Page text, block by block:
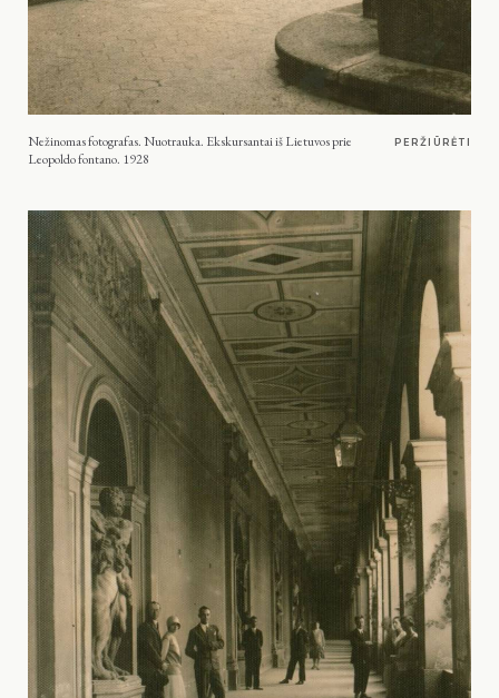
Nežinomas fotografas. Nuotrauka. Ekskursantai iš Lietuvos prie
Leopoldo fontano. 1928
PERŽIŪRĖTI